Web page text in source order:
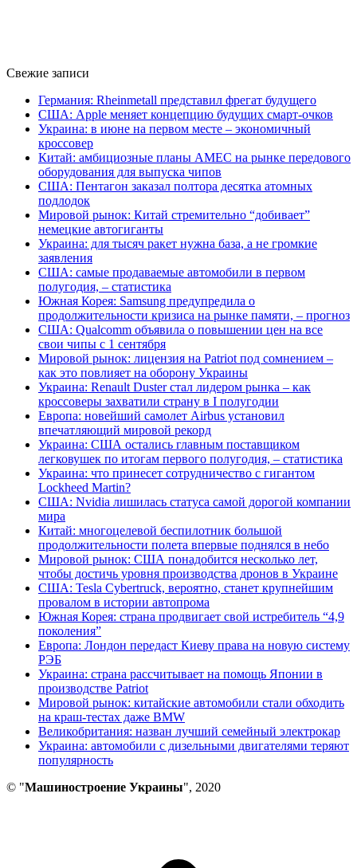
Свежие записи
Германия: Rheinmetall представил фрегат будущего
США: Apple меняет концепцию будущих смарт-очков
Украина: в июне на первом месте – экономичный
кроссовер
Китай: амбициозные планы AMEC на рынке передового
оборудования для выпуска чипов
США: Пентагон заказал полтора десятка атомных
подлодок
Мировой рынок: Китай стремительно “добивает”
немецкие автогиганты
Украина: для тысяч ракет нужна база, а не громкие
заявления
США: самые продаваемые автомобили в первом
полугодия, – статистика
Южная Корея: Samsung предупредила о
продолжительности кризиса на рынке памяти, – прогноз
США: Qualcomm объявила о повышении цен на все
свои чипы с 1 сентября
Мировой рынок: лицензия на Patriot под сомнением –
как это повлияет на оборону Украины
Украина: Renault Duster стал лидером рынка – как
кроссоверы захватили страну в I полугодии
Европа: новейший самолет Airbus установил
впечатляющий мировой рекорд
Украина: США остались главным поставщиком
легковушек по итогам первого полугодия, – статистика
Украина: что принесет сотрудничество с гигантом
Lockheed Martin?
США: Nvidia лишилась статуса самой дорогой компании
мира
Китай: многоцелевой беспилотник большой
продолжительности полета впервые поднялся в небо
Мировой рынок: США понадобится несколько лет,
чтобы достичь уровня производства дронов в Украине
США: Tesla Cybertruck, вероятно, станет крупнейшим
провалом в истории автопрома
Южная Корея: страна продвигает свой истребитель “4,9
поколения”
Европа: Лондон передаст Киеву права на новую систему
РЭБ
Украина: страна рассчитывает на помощь Японии в
производстве Patriot
Мировой рынок: китайские автомобили стали обходить
на краш-тестах даже BMW
Великобритания: назван лучший семейный электрокар
Украина: автомобили с дизельными двигателями теряют
популярность
© "Машиностроение Украины", 2020